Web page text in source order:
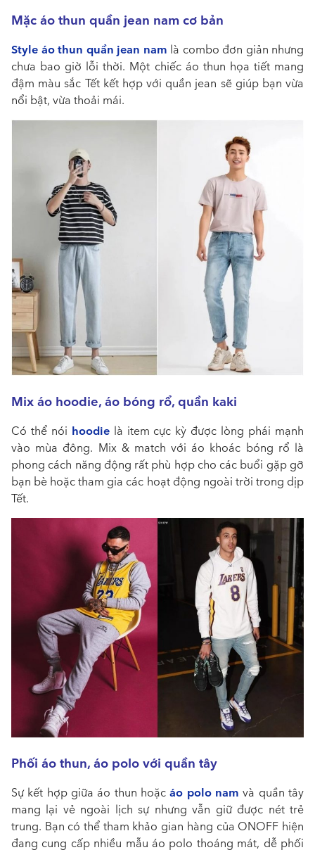
Mặc áo thun quần jean nam cơ bản
Style áo thun quần jean nam là combo đơn giản nhưng
chưa bao giờ lỗi thời. Một chiếc áo thun họa tiết mang
đậm màu sắc Tết kết hợp với quần jean sẽ giúp bạn vừa
nổi bật, vừa thoải mái.
Mix áo hoodie, áo bóng rổ, quần kaki
Có thể nói hoodielà item cực kỳ được lòng phái mạnh
vào mùa đông. Mix & match với áo khoác bóng rổ là
phong cách năng động rất phù hợp cho các buổi gặp gỡ
bạn bè hoặc tham gia các hoạt động ngoài trời trong dịp
Tết.
Phối áo thun, áo polo với quần tây
Sự kết hợp giữa áo thun hoặcáo polo nam và quần tây
mang lại vẻ ngoài lịch sự nhưng vẫn giữ được nét trẻ
trung. Bạn có thể tham khảo gian hàng của ONOFF hiện
đang cung cấp nhiều mẫu áo polo thoáng mát, dễ phối